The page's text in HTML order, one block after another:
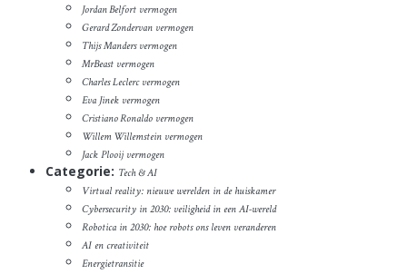
Jordan Belfort vermogen
Gerard Zondervan vermogen
Thijs Manders vermogen
MrBeast vermogen
Charles Leclerc vermogen
Eva Jinek vermogen
Cristiano Ronaldo vermogen
Willem Willemstein vermogen
Jack Plooij vermogen
Categorie: Tech & AI
Virtual reality: nieuwe werelden in de huiskamer
Cybersecurity in 2030: veiligheid in een AI-wereld
Robotica in 2030: hoe robots ons leven veranderen
AI en creativiteit
Energietransitie